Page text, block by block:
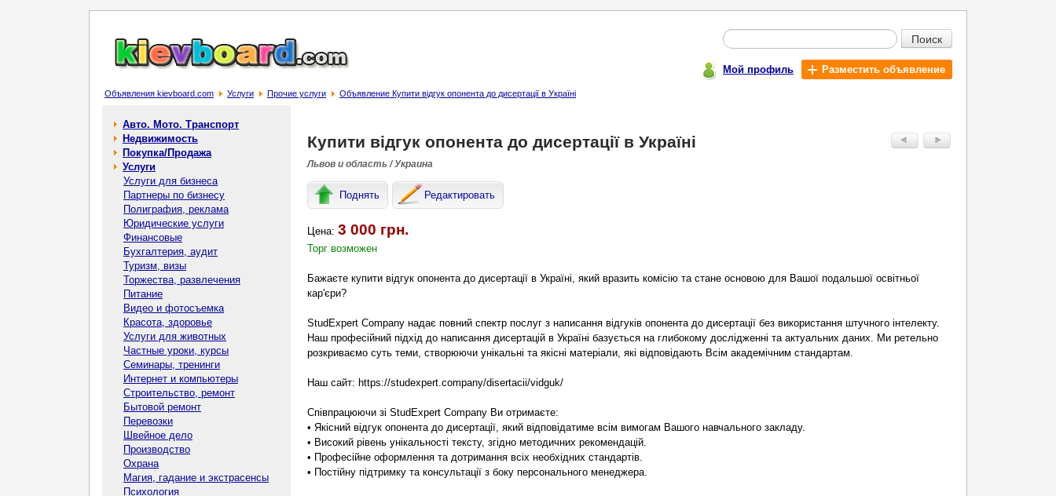
Поиск
Мой профиль Разместить объявление
Объявления kievboard.com Услуги Прочие услуги Объявление Купити відгук опонента до дисертації в Україні
Авто. Мото. Транспорт
Недвижимость
Покупка/Продажа
Услуги
Услуги для бизнеса
Партнеры по бизнесу
Полиграфия, реклама
Юридические услуги
Финансовые
Бухгалтерия, аудит
Туризм, визы
Торжества, развлечения
Питание
Видео и фотосъемка
Красота, здоровье
Услуги для животных
Частные уроки, курсы
Семинары, тренинги
Интернет и компьютеры
Строительство, ремонт
Бытовой ремонт
Перевозки
Швейное дело
Производство
Охрана
Магия, гадание и экстрасенсы
Психология
Купити відгук опонента до дисертації в Україні
Львов и область / Украина
Поднять Редактировать
Цена: 3 000 грн.
Торг возможен
Бажаєте купити відгук опонента до дисертації в Україні, який вразить комісію та стане основою для Вашої подальшої освітньої
кар'єри?
StudExpert Company надає повний спектр послуг з написання відгуків опонента до дисертації без використання штучного інтелекту.
Наш професійний підхід до написання дисертацій в Україні базується на глибокому дослідженні та актуальних даних. Ми ретельно
розкриваємо суть теми, створюючи унікальні та якісні матеріали, які відповідають Всім академічним стандартам.
Наш сайт: https://studexpert.company/disertacii/vidguk/
Співпрацюючи зі StudExpert Company Ви отримаєте:
• Якісний відгук опонента до дисертації, який відповідатиме всім вимогам Вашого навчального закладу.
• Високий рівень унікальності тексту, згідно методичних рекомендацій.
• Професійне оформлення та дотримання всіх необхідних стандартів.
• Постійну підтримку та консультації з боку персонального менеджера.